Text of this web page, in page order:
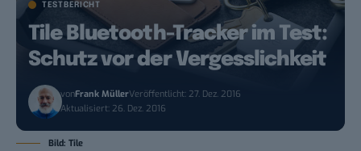
TESTBERICHT
Tile Bluetooth-Tracker im Test:
Schutz vor der Vergesslichkeit
vonFrank MüllerVeröffentlicht: 27. Dez. 2016
Aktualisiert: 26. Dez. 2016
Bild: Tile